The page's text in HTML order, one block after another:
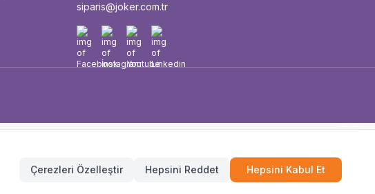
siparis@joker.com.tr
Facebookİnstagram
YoutubeLinkedin
Çerezleri Özelleştir Hepsini Reddet Hepsini Kabul Et